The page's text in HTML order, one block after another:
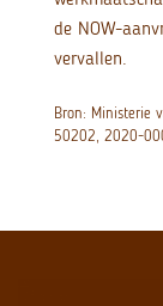
de NOW-
vervallen.
Bron: Ministerie
50202, 2020-